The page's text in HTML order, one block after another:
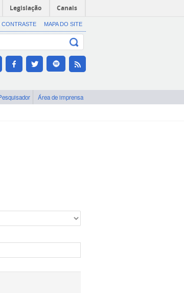
Legislação Canais
CONTRASTE MAPA DO SITE
Área de imprensa